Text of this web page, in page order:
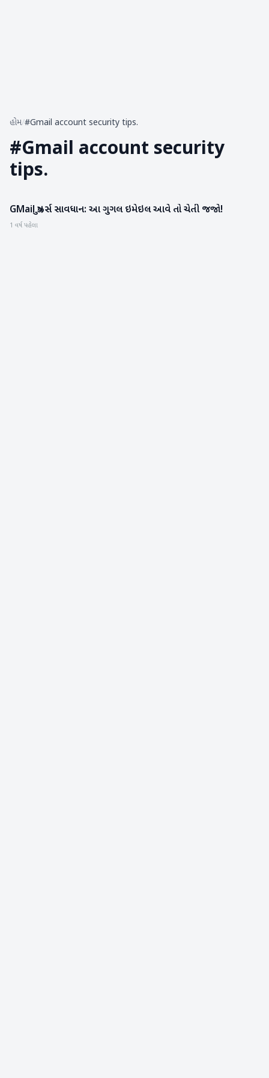
હોમ/#Gmail account security tips.
#Gmail account security
tips.
ગેજેટ
GMail યુઝર્સ સાવધાન: આ ગુગલ ઇમેઇલ આવે તો ચેતી જજો!
1 વર્ષ પહેલા